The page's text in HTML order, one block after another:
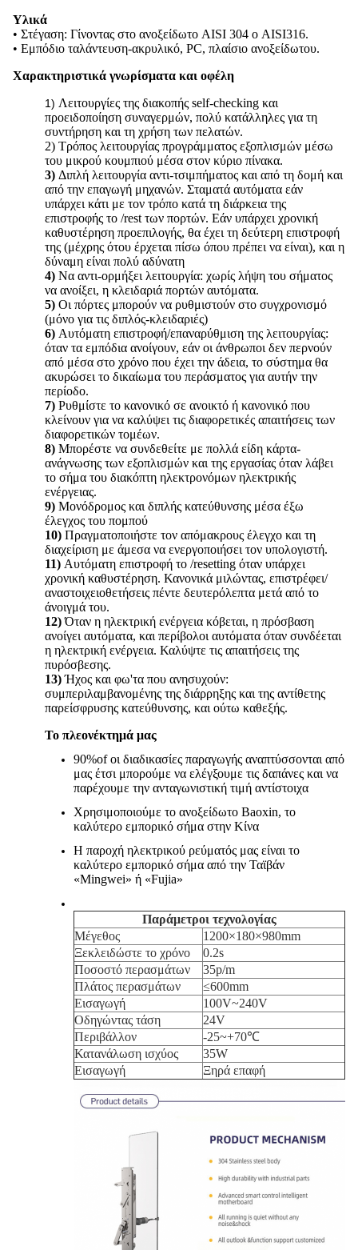
Υλικά
• Στέγαση: Γίνοντας στο ανοξείδωτο AISI 304 ο AISI316.
• Εμπόδιο ταλάντευση-ακρυλικό, PC, πλαίσιο ανοξείδωτου.
Χαρακτηριστικά γνωρίσματα και οφέλη
1) Λειτουργίες της διακοπής self-checking και
προειδοποίηση συναγερμών, πολύ κατάλληλες για τη
συντήρηση και τη χρήση των πελατών.
2) Τρόπος λειτουργίας προγράμματος εξοπλισμών μέσω
του μικρού κουμπιού μέσα στον κύριο πίνακα.
3) Διπλή λειτουργία αντι-τσιμπήματος και από τη δομή και
από την επαγωγή μηχανών. Σταματά αυτόματα εάν
υπάρχει κάτι με τον τρόπο κατά τη διάρκεια της
επιστροφής το /rest των πορτών. Εάν υπάρχει χρονική
καθυστέρηση προεπιλογής, θα έχει τη δεύτερη επιστροφή
της (μέχρης ότου έρχεται πίσω όπου πρέπει να είναι), και η
δύναμη είναι πολύ αδύνατη
4) Να αντι-ορμήξει λειτουργία: χωρίς λήψη του σήματος
να ανοίξει, η κλειδαριά πορτών αυτόματα.
5) Οι πόρτες μπορούν να ρυθμιστούν στο συγχρονισμό
(μόνο για τις διπλός-κλειδαριές)
6) Αυτόματη επιστροφή/επαναρύθμιση της λειτουργίας:
όταν τα εμπόδια ανοίγουν, εάν οι άνθρωποι δεν περνούν
από μέσα στο χρόνο που έχει την άδεια, το σύστημα θα
ακυρώσει το δικαίωμα του περάσματος για αυτήν την
περίοδο.
7) Ρυθμίστε το κανονικό σε ανοικτό ή κανονικό που
κλείνουν για να καλύψει τις διαφορετικές απαιτήσεις των
διαφορετικών τομέων.
8) Μπορέστε να συνδεθείτε με πολλά είδη κάρτα-
ανάγνωσης των εξοπλισμών και της εργασίας όταν λάβει
το σήμα του διακόπτη ηλεκτρονόμων ηλεκτρικής
ενέργειας.
9) Μονόδρομος και διπλής κατεύθυνσης μέσα έξω
έλεγχος του πομπού
10) Πραγματοποιήστε τον απόμακρους έλεγχο και τη
διαχείριση με άμεσα να ενεργοποιήσει τον υπολογιστή.
11) Αυτόματη επιστροφή το /resetting όταν υπάρχει
χρονική καθυστέρηση. Κανονικά μιλώντας, επιστρέφει/
αναστοιχειοθετήσεις πέντε δευτερόλεπτα μετά από το
άνοιγμά του.
12)Όταν η ηλεκτρική ενέργεια κόβεται, η πρόσβαση
ανοίγει αυτόματα, και περίβολοι αυτόματα όταν συνδέεται
η ηλεκτρική ενέργεια. Καλύψτε τις απαιτήσεις της
πυρόσβεσης.
13)Ήχος και φω'τα που ανησυχούν:
συμπεριλαμβανομένης της διάρρηξης και της αντίθετης
παρείσφρυσης κατεύθυνσης, και ούτω καθεξής.
Το πλεονέκτημά μας
90%of οι διαδικασίες παραγωγής αναπτύσσονται από
μας έτσι μπορούμε να ελέγξουμε τις δαπάνες και να
παρέχουμε την ανταγωνιστική τιμή αντίστοιχα
Χρησιμοποιούμε το ανοξείδωτο Baoxin, το
καλύτερο εμπορικό σήμα στην Κίνα
Η παροχή ηλεκτρικού ρεύματός μας είναι το
καλύτερο εμπορικό σήμα από την Ταϊβάν
«Mingwei» ή «Fujia»
Παράμετροι τεχνολογίας
Μέγεθος
1200×180×980mm
Ξεκλειδώστε το χρόνο
0.2s
Ποσοστό περασμάτων
35p/m
Πλάτος περασμάτων
≤600mm
Εισαγωγή
100V~240V
Οδηγώντας τάση
24V
Περιβάλλον
-25~+70℃
Κατανάλωση ισχύος
35W
Εισαγωγή
Ξηρά επαφή